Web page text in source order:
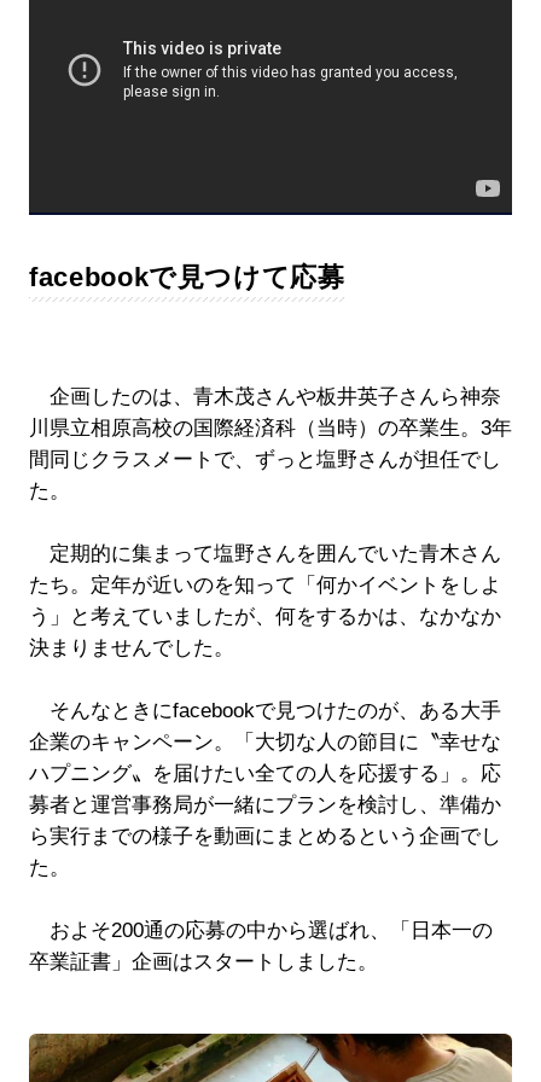
facebookで見つけて応募
企画したのは、青木茂さんや板井英子さんら神奈
川県立相原高校の国際経済科（当時）の卒業生。3年
間同じクラスメートで、ずっと塩野さんが担任でし
た。
定期的に集まって塩野さんを囲んでいた青木さん
たち。定年が近いのを知って「何かイベントをしよ
う」と考えていましたが、何をするかは、なかなか
決まりませんでした。
そんなときにfacebookで見つけたのが、ある大手
企業のキャンペーン。「大切な人の節目に〝幸せな
ハプニング〟を届けたい全ての人を応援する」。応
募者と運営事務局が一緒にプランを検討し、準備か
ら実行までの様子を動画にまとめるという企画でし
た。
およそ200通の応募の中から選ばれ、「日本一の
卒業証書」企画はスタートしました。